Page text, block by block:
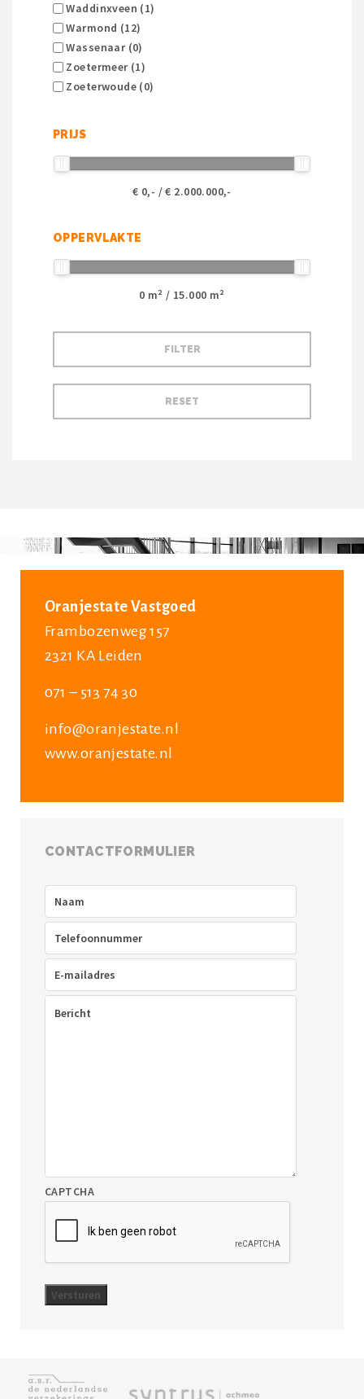
Waddinxveen (1)
Warmond (12)
Wassenaar (0)
Zoetermeer (1)
Zoeterwoude (0)
PRIJS
€ 0,- / € 2.000.000,-
OPPERVLAKTE
0 m² / 15.000 m²
Oranjestate Vastgoed
Frambozenweg 157
2321 KA Leiden
071 – 513 74 30
info@oranjestate.nl
www.oranjestate.nl
CONTACTFORMULIER
Telefoon
mailadres(Vereist)
CAPTCHA